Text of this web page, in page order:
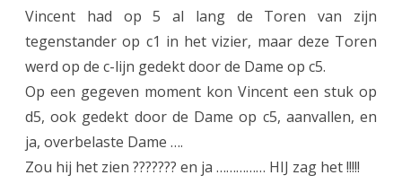
Vincent had op 5 al lang de Toren van zijn
tegenstander op c1 in het vizier, maar deze Toren
werd op de c-lijn gedekt door de Dame op c5.
Op een gegeven moment kon Vincent een stuk op
d5, ook gedekt door de Dame op c5, aanvallen, en
ja, overbelaste Dame ….
Zou hij het zien ??????? en ja …………… HIJ zag het !!!!!